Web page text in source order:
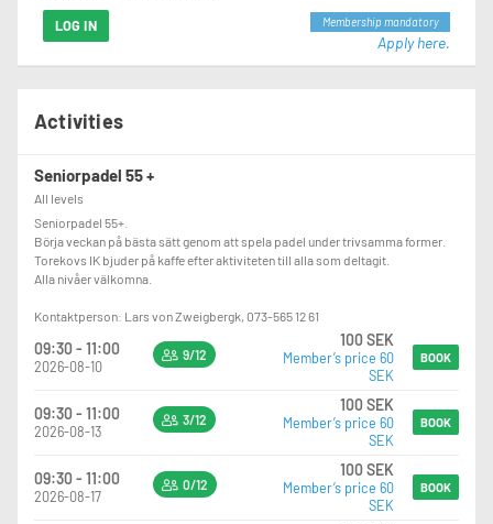
LOG IN Membership mandatory
Apply here.
Activities
Seniorpadel 55 +
All levels
Seniorpadel 55+.
Börja veckan på bästa sätt genom att spela padel under trivsamma former.
Torekovs IK bjuder på kaffe efter aktiviteten till alla som deltagit.
Alla nivåer välkomna.
Kontaktperson: Lars von Zweigbergk, 073-565 12 61
09:30 - 11:00
2026-08-10
9/12
100 SEK
Member’s price 60
SEK
BOOK
09:30 - 11:00
2026-08-13
3/12
100 SEK
Member’s price 60
SEK
BOOK
09:30 - 11:00
2026-08-17
0/12
100 SEK
Member’s price 60
SEK
BOOK